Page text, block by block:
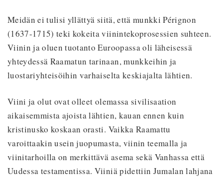
Meidän ei tulisi yllättyä siitä, että munkki Pérignon
(1637-1715) teki kokeita viinintekoprosessien suhteen.
Viinin ja oluen tuotanto Euroopassa oli läheisessä
yhteydessä Raamatun tarinaan, munkkeihin ja
luostariyhteisöihin varhaiselta keskiajalta lähtien.
Viini ja olut ovat olleet olemassa sivilisaation
aikaisemmista ajoista lähtien, kauan ennen kuin
kristinusko koskaan orasti. Vaikka Raamattu
varoittaakin usein juopumasta, viinin teemalla ja
viinitarhoilla on merkittävä asema sekä Vanhassa että
Uudessa testamentissa. Viiniä pidettiin Jumalan lahjana